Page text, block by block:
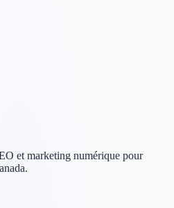
et marketing numérique pour